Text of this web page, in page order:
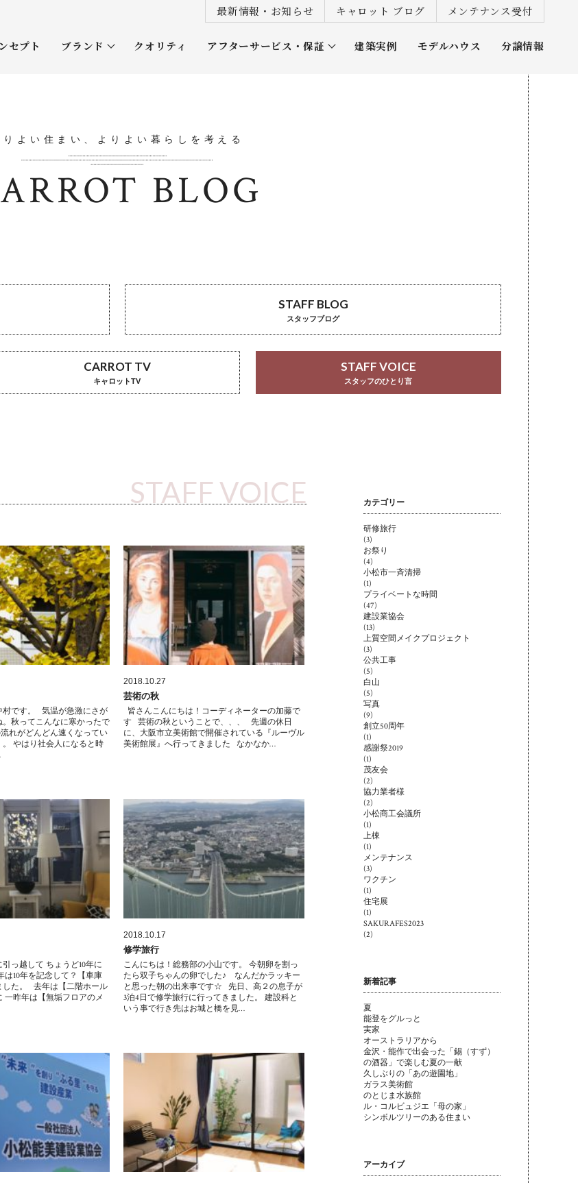
最新情報・お知らせ キャロット ブログ メンテナンス受付
セプト ブランド
平屋
クオリティ アフターサービス・保証 建築実例 モデルハウス 分譲情報
りよい住まい、よりよい暮らしを考える
BLOG
STAFF BLOG
スタッフブログ
CARROT TV
キャロットTV
STAFF VOICE
スタッフのひとり言
STAFF VOICE
村です。 気温が急激にさが
。秋ってこんなに寒かったで
れがどんどん速くなってい
。 やはり社会人になると時
2018.10.27
芸術の秋
皆さんこんにちは！コーディネーターの加藤で
す 芸術の秋ということで、、、 先週の休日
に、大阪市立美術館で開催されている『ルーヴル
美術館展』へ行ってきました なかなか…
っ越して ちょうど10年に
は10年を記念して？【車庫
した。 去年は【二階ホール
一昨年は【無垢フロアのメ
2018.10.17
修学旅行
こんにちは！総務部の小山です。 今朝卵を割っ
たら双子ちゃんの卵でした♪ なんだかラッキー
と思った朝の出来事です☆ 先日、高２の息子が
3泊4日で修学旅行に行ってきました。 建設科と
いう事で行き先はお城と橋を見…
カテゴリー
研修旅行
(3)
お祭り
(4)
小松市一斉清掃
(1)
プライベートな時間
(47)
建設業協会
(13)
上質空間メイクプロジェクト
(3)
公共工事
(5)
白山
(5)
写真
(9)
創立50周年
(1)
感謝祭2019
(1)
茂友会
(2)
協力業者様
(2)
小松商工会議所
(1)
上棟
(1)
メンテナンス
(3)
ワクチン
(1)
住宅展
(1)
SAKURAFES2023
(2)
新着記事
夏
能登をグルっと
実家
オーストラリアから
金沢・能作で出会った「錫（すず）
の酒器」で楽しむ夏の一献
久しぶりの「あの遊園地」
ガラス美術館
のとじま水族館
ル・コルビュジエ「母の家」
シンボルツリーのある住まい
アーカイブ